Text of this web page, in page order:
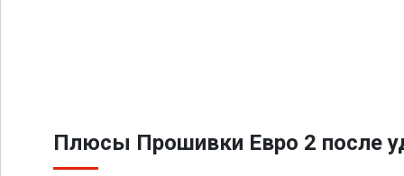
Плюсы Прошивки Евро 2 после